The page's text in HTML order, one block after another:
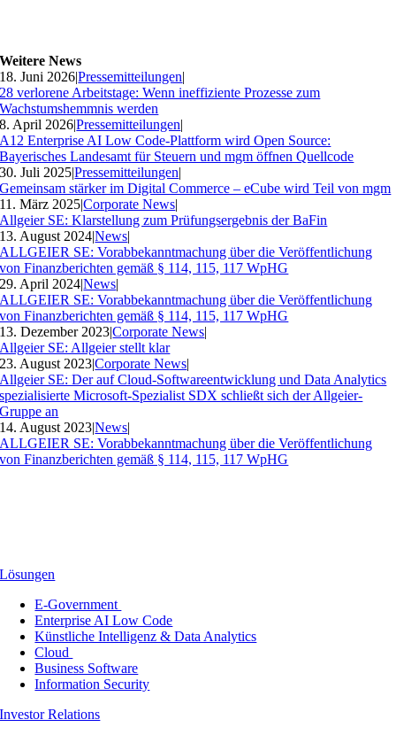
Weitere News
18. Juni 2026|Pressemitteilungen|
28 verlorene Arbeitstage: Wenn ineffiziente Prozesse zum
Wachstumshemmnis werden
8. April 2026|Pressemitteilungen|
A12 Enterprise AI Low Code-Plattform wird Open Source:
Bayerisches Landesamt für Steuern und mgm öffnen Quellcode
30. Juli 2025|Pressemitteilungen|
Gemeinsam stärker im Digital Commerce – eCube wird Teil von mgm
11. März 2025|Corporate News|
Allgeier SE: Klarstellung zum Prüfungsergebnis der BaFin
13. August 2024|News|
ALLGEIER SE: Vorabbekanntmachung über die Veröffentlichung
von Finanzberichten gemäß § 114, 115, 117 WpHG
29. April 2024|News|
ALLGEIER SE: Vorabbekanntmachung über die Veröffentlichung
von Finanzberichten gemäß § 114, 115, 117 WpHG
13. Dezember 2023|Corporate News|
Allgeier SE: Allgeier stellt klar
23. August 2023|Corporate News|
Allgeier SE: Der auf Cloud-Softwareentwicklung und Data Analytics
spezialisierte Microsoft-Spezialist SDX schließt sich der Allgeier-
Gruppe an
14. August 2023|News|
ALLGEIER SE: Vorabbekanntmachung über die Veröffentlichung
von Finanzberichten gemäß § 114, 115, 117 WpHG
Lösungen
E-Government
Enterprise AI Low Code
Künstliche Intelligenz & Data Analytics
Cloud
Business Software
Information Security
Investor Relations